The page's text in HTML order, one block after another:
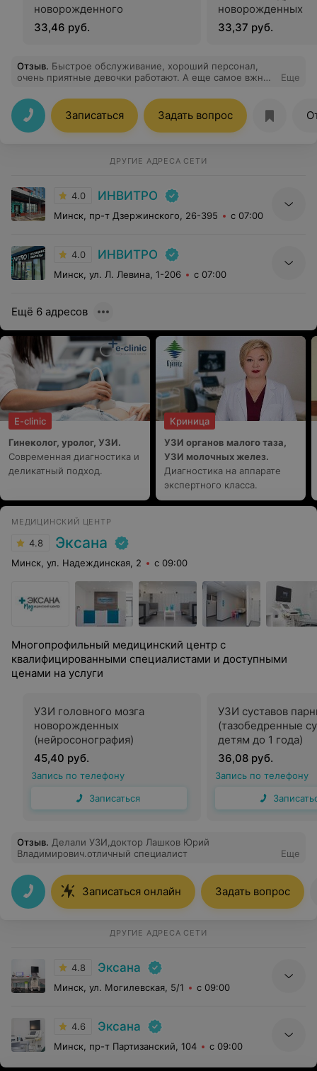
новорожденного
33,46 руб.
новорожденных
33,37 руб.
Отзыв. Быстрое обслуживание, хороший персонал,
очень приятные девочки работают. А еще самое вжное
дела, не больно берут кровь, ну и радуем, что
результаты приходят быстро. А еще недавно узнала,
что можно по результатам с врачом еще
проконсультироваться. Инвитро очень радует, круто
Еще
Записаться Задать вопрос
ДРУГИЕ АДРЕСА СЕТИ
4.0 ИНВИТРО
Минск, пр-т Дзержинского, 26-395 с 07:00
4.0 ИНВИТРО
Минск, ул. Л. Левина, 1-206 с 07:00
Ещё 6 адресов
E-clinic
Гинеколог, уролог, УЗИ.
Современная диагностика и
деликатный подход.
Криница
УЗИ органов малого таза,
УЗИ молочных желез.
Диагностика на аппарате
экспертного класса.
МЕДИЦИНСКИЙ ЦЕНТР
4.8 Эксана
Минск, ул. Надеждинская, 2 с 09:00
Многопрофильный медицинский центр с
квалифицированными специалистами и доступными
ценами на услуги
УЗИ головного мозга
новорожденных
(нейросонография)
45,40 руб.
Запись по телефону
Записаться
УЗИ суставов
(тазобедренные
детям до 1 года)
36,08 руб.
Запись по телефону
Отзыв. Делали УЗИ,доктор Лашков Юрий
Владимирович.отличный специалист
Еще
Записаться онлайн Задать вопрос
ДРУГИЕ АДРЕСА СЕТИ
4.8 Эксана
Минск, ул. Могилевская, 5/1 с 09:00
4.6 Эксана
Минск, пр-т Партизанский, 104 с 09:00